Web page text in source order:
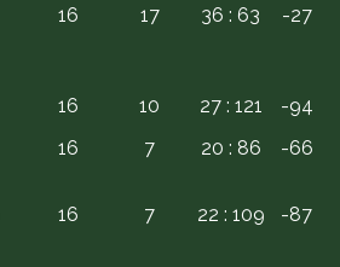
16 17 36 : 63 -27
16 10 27 : 121
-94
16 7 20 : 86 -66
16 7 22 : 109 -87